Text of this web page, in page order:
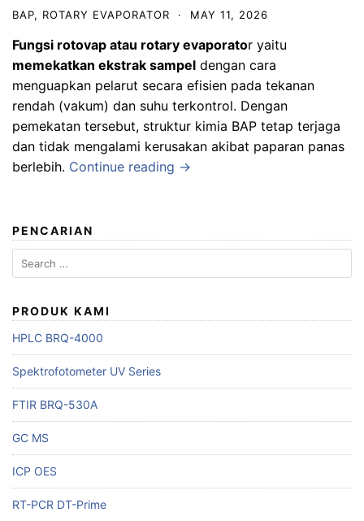
BAP, ROTARY EVAPORATOR · MAY 11, 2026
Fungsi rotovap atau rotary evaporator yaitu
memekatkan ekstrak sampel dengan cara
menguapkan pelarut secara efisien pada tekanan
rendah (vakum) dan suhu terkontrol. Dengan
pemekatan tersebut, struktur kimia BAP tetap terjaga
dan tidak mengalami kerusakan akibat paparan panas
berlebih. Continue reading →
PENCARIAN
Search
for:
PRODUK KAMI
HPLC BRQ-4000
Spektrofotometer UV Series
FTIR BRQ-530A
GC MS
ICP OES
RT-PCR DT-Prime